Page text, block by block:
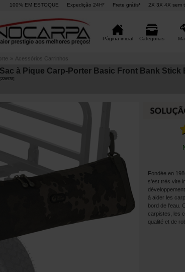
100% EM ESTOQUE Expedição 24H° Frete grátis¹ 2X 3X 4X sem
Página inicial Categorias
» Acessórios Carrinhos
Sac à Pique Carp-Porter Basic Front Bank Stick
226978]
Fondée en
s'est très vite
à aider les
bord de l'eau.
carpistes, les
qualité et de